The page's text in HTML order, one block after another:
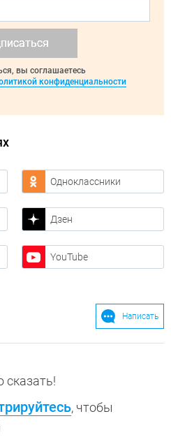
вы соглашаетесь
конфиденциальности
Одноклассники
Дзен
YouTube
Написать
сказать!
, чтобы